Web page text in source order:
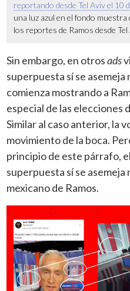
reportando desde Tel Aviv el 10
una luz azul en el fondo
los reportes de Ramos desde Tel
Sin embargo, en otrosads
superpuesta sí se asemeja
comienza mostrando a
especial de las elecciones
Similar al caso anterior, la
movimiento de la boca.
principio de este párrafo,
superpuesta sí se asemeja
mexicano de Ramos.